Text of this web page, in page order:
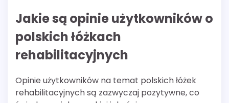
Jakie są opinie użytkowników o
polskich łóżkach
rehabilitacyjnych
Opinie użytkowników na temat polskich łóżek
rehabilitacyjnych są zazwyczaj pozytywne, co